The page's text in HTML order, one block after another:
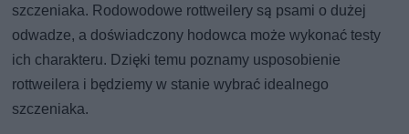
szczeniaka. Rodowodowe rottweilery są psami o dużej
odwadze, a doświadczony hodowca może wykonać testy
ich charakteru. Dzięki temu poznamy usposobienie
rottweilera i będziemy w stanie wybrać idealnego
szczeniaka.